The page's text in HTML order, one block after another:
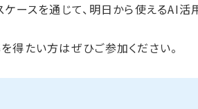
ースを通じて、明日から使えるAI活
たい方はぜひご参加ください。